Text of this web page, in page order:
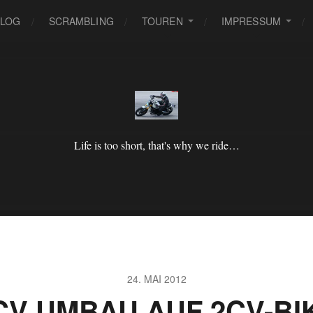
SCRAMBLING TOUREN IMPRESSUM
Life is too short, that's why we ride…
24. MAI 2012